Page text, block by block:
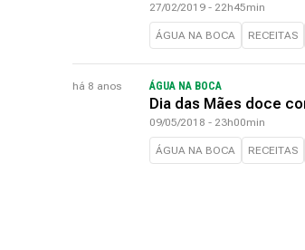
27/02/2019 - 22h45min
ÁGUA NA BOCA RECEITAS
há 8 anos ÁGUA NA BOCA
Dia das Mães doce
09/05/2018 - 23h00min
ÁGUA NA BOCA RECEITAS